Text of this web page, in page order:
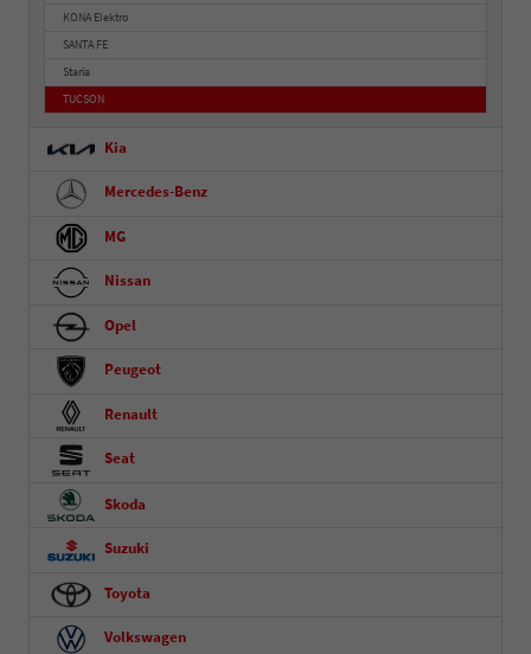
KONA Elektro
SANTA FE
Staria
TUCSON
Kia
Mercedes-Benz
MG
Nissan
Opel
Peugeot
Renault
Seat
Skoda
Suzuki
Toyota
Volkswagen